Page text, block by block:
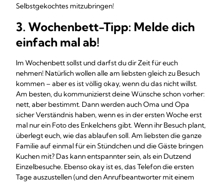
Selbstgekochtes mitzubringen!
3. Wochenbett-Tipp: Melde dich
einfach mal ab!
Im Wochenbett sollst und darfst du dir Zeit für euch
nehmen! Natürlich wollen alle am liebsten gleich zu Besuch
kommen – aber es ist völlig okay, wenn du das nicht willst.
Am besten, du kommunizierst deine Wünsche schon vorher:
nett, aber bestimmt. Dann werden auch Oma und Opa
sicher Verständnis haben, wenn es in der ersten Woche erst
mal nur ein Foto des Enkelchens gibt. Wenn ihr Besuch plant,
überlegt euch, wie das ablaufen soll. Am liebsten die ganze
Familie auf einmal für ein Stündchen und die Gäste bringen
Kuchen mit? Das kann entspannter sein, als ein Dutzend
Einzelbesuche. Ebenso okay ist es, das Telefon die ersten
Tage auszustellen (und den Anrufbeantworter mit einem